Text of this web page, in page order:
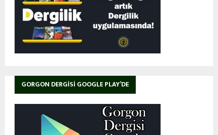
GORGON DERGISI GOOGLE PLAY’DE